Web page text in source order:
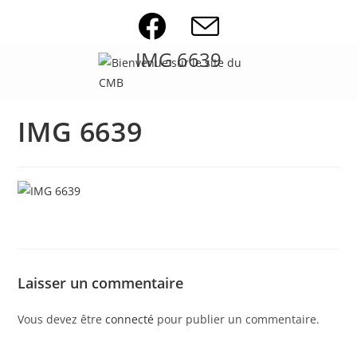
IMG 6639
IMG 6639
Laisser un commentaire
Vous devez êtreconnecté pour publier un commentaire.